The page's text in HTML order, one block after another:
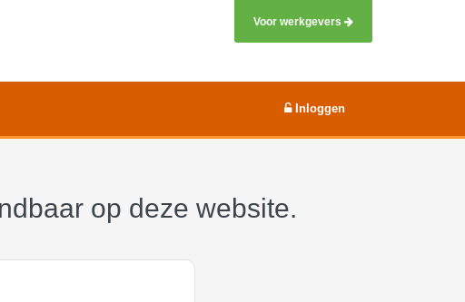
Voor werkgevers
Inloggen
op deze website.